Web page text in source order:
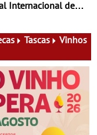
Internacional de
Tascas
Vinhos